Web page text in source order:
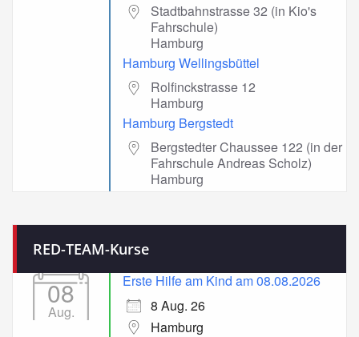
Stadtbahnstrasse 32 (in Kio's
Fahrschule)
Hamburg
Hamburg Wellingsbüttel
Rolfinckstrasse 12
Hamburg
Hamburg Bergstedt
Bergstedter Chaussee 122 (in der
Fahrschule Andreas Scholz)
Hamburg
RED-TEAM-Kurse
08
Aug.
Erste Hilfe am Kind am 08.08.2026
8 Aug. 26
Hamburg